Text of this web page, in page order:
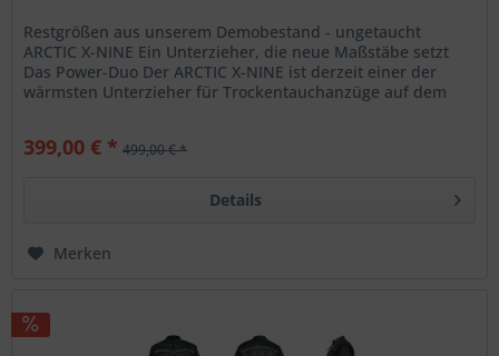
Restgrößen aus unserem Demobestand - ungetaucht
ARCTIC X-NINE Ein Unterzieher, die neue Maßstäbe setzt
Das Power-Duo Der ARCTIC X-NINE ist derzeit einer der
wärmsten Unterzieher für Trockentauchanzüge auf dem
399,00 € * 499,00 € *
Details
Merken